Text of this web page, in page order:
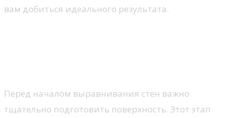
вам добиться идеального результата.
Перед началом выравнивания стен важно
тщательно подготовить поверхность. Этот этап